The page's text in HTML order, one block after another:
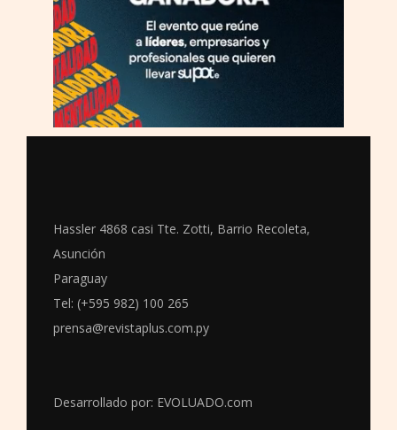
Hassler 4868 casi Tte. Zotti, Barrio Recoleta,
Asunción
Paraguay
Tel: (+595 982) 100 265
prensa@revistaplus.com.py
Desarrollado por: EVOLUADO.com